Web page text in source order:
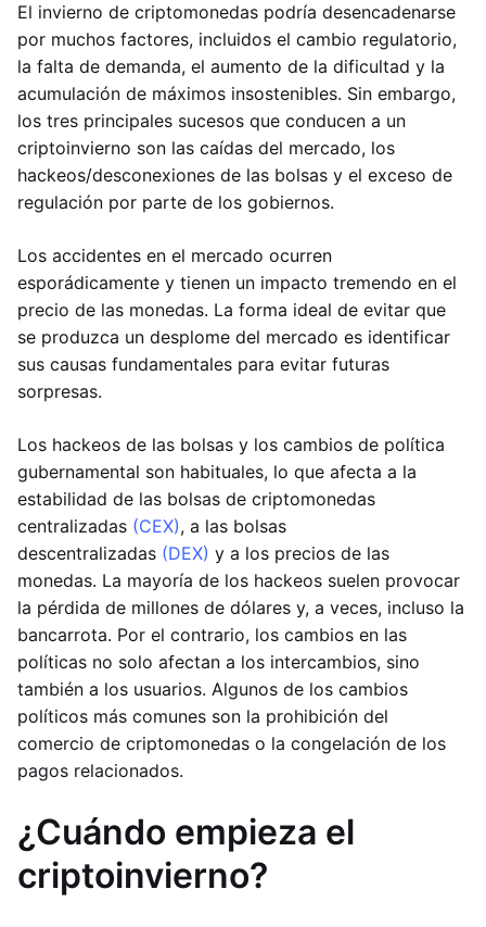
El invierno de criptomonedas podría desencadenarse
por muchos factores, incluidos el cambio regulatorio,
la falta de demanda, el aumento de la dificultad y la
acumulación de máximos insostenibles. Sin embargo,
los tres principales sucesos que conducen a un
criptoinvierno son las caídas del mercado, los
hackeos/desconexiones de las bolsas y el exceso de
regulación por parte de los gobiernos.
Los accidentes en el mercado ocurren
esporádicamente y tienen un impacto tremendo en el
precio de las monedas. La forma ideal de evitar que
se produzca un desplome del mercado es identificar
sus causas fundamentales para evitar futuras
sorpresas.
Los hackeos de las bolsas y los cambios de política
gubernamental son habituales, lo que afecta a la
estabilidad de las bolsas de criptomonedas
centralizadas (CEX), a las bolsas
descentralizadas (DEX) y a los precios de las
monedas. La mayoría de los hackeos suelen provocar
la pérdida de millones de dólares y, a veces, incluso la
bancarrota. Por el contrario, los cambios en las
políticas no solo afectan a los intercambios, sino
también a los usuarios. Algunos de los cambios
políticos más comunes son la prohibición del
comercio de criptomonedas o la congelación de los
pagos relacionados.
¿Cuándo empieza el
criptoinvierno?